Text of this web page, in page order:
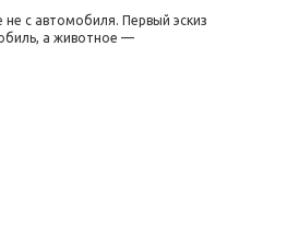
не с автомобиля. Первый эскиз
а животное —